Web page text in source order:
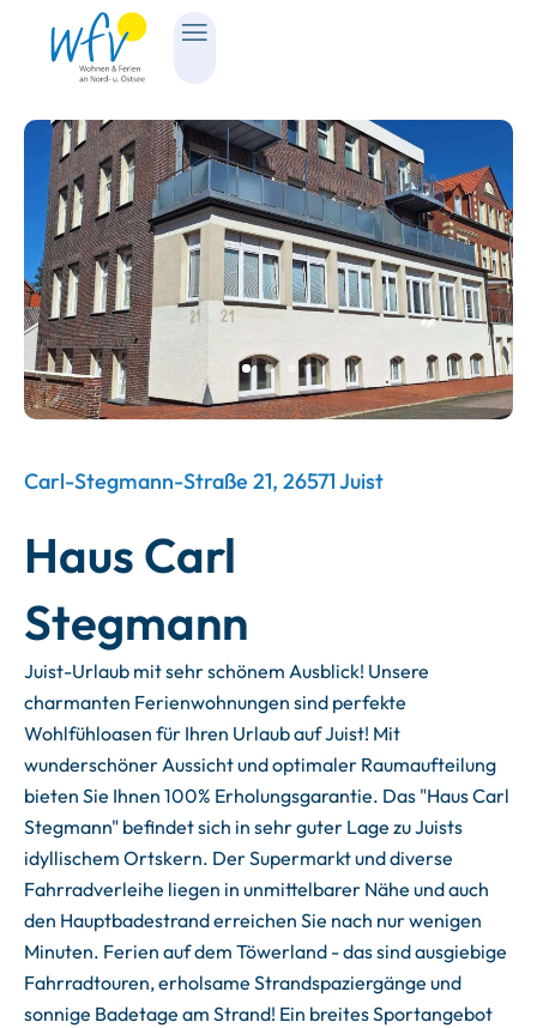
Carl-Stegmann-Straße 21, 26571 Juist
Haus Carl
Stegmann
Juist-Urlaub mit sehr schönem Ausblick! Unsere
charmanten Ferienwohnungen sind perfekte
Wohlfühloasen für Ihren Urlaub auf Juist! Mit
wunderschöner Aussicht und optimaler Raumaufteilung
bieten Sie Ihnen 100% Erholungsgarantie. Das "Haus Carl
Stegmann" befindet sich in sehr guter Lage zu Juists
idyllischem Ortskern. Der Supermarkt und diverse
Fahrradverleihe liegen in unmittelbarer Nähe und auch
den Hauptbadestrand erreichen Sie nach nur wenigen
Minuten. Ferien auf dem Töwerland - das sind ausgiebige
Fahrradtouren, erholsame Strandspaziergänge und
sonnige Badetage am Strand! Ein breites Sportangebot